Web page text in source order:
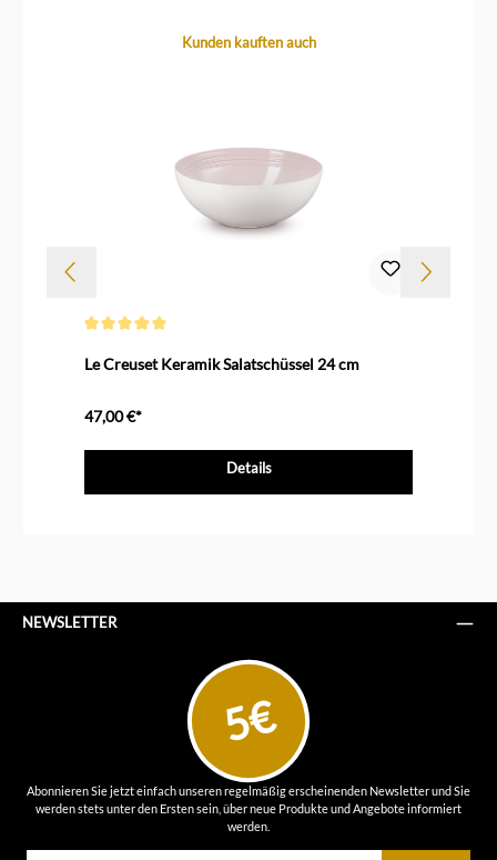
Produktgalerie überspringenKunden kauften auch
Le Creuset Keramik Salatschüssel 24 cm
47,00 €*
Details
NEWSLETTER
5€
Abonnieren Sie jetzt einfach unseren regelmäßig erscheinenden Newsletter und Sie
werden stets unter den Ersten sein, über neue Produkte und Angebote informiert
werden.